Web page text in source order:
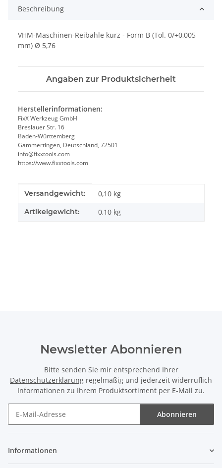
Beschreibung
VHM-Maschinen-Reibahle kurz - Form B (Tol. 0/+0,005
mm) Ø 5,76
Angaben zur Produktsicherheit
Herstellerinformationen:
FixX Werkzeug GmbH
Breslauer Str. 16
Baden-Württemberg
Gammertingen, Deutschland, 72501
info@fixxtools.com
https://www.fixxtools.com
Produkteigenschaft
Wert
Versandgewicht: 0,10 kg
Artikelgewicht: 0,10 kg
Newsletter Abonnieren
Bitte senden Sie mir entsprechend Ihrer
Datenschutzerklärung regelmäßig und jederzeit widerruflich
Informationen zu Ihrem Produktsortiment per E-Mail zu.
Abonnieren
Informationen